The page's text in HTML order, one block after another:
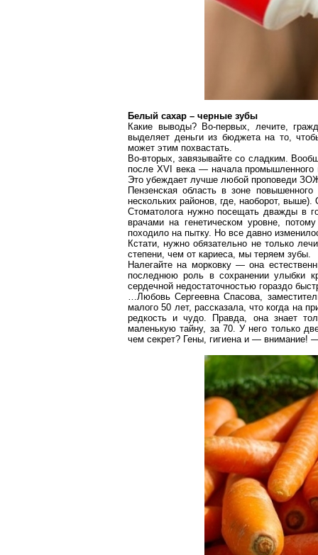
Белый сахар – черные зубы
Какие выводы? Во-первых, лечите,
выделяет деньги из бюджета на то,
может этим похвастать.
Во-вторых, завязывайте со сладким.
после XVI века — начала
Это убеждает лучше любой проповеди
Пензенская область в зоне
нескольких районов, где, наоборот,
Стоматолога нужно посещать дважды в
врачами на генетическом уровне,
походило на пытку. Но все давно
Кстати, нужно обязательно нетолько
степени, чем от кариеса, мы теряем зубы.
Налегайте на морковку — она
последнюю роль в сохранении улыбки
сердечной недостаточностью гораздо
…Любовь Сергеевна Спасова,
малого 50 лет, рассказала, что когда на
редкость и чудо. Правда, она знает
маленькую тайну, за 70. У него только
чем секрет? Гены, гигиена и — внимание!